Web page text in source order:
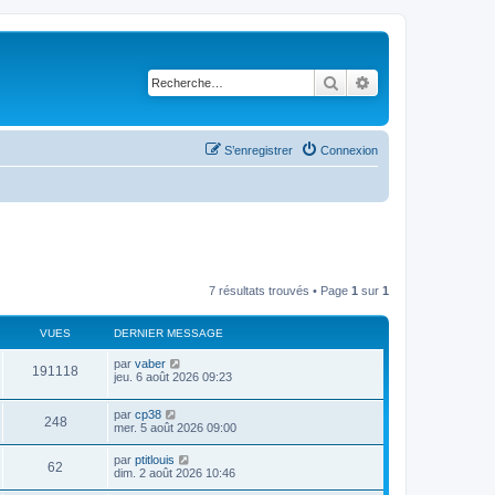
Rechercher
Connexion
S’enregistrer
7 résultats trouvés • Page 1 sur 1
VUES DERNIER MESSAGE
191118
u
D
e
n
i
e
r
m
e
s
par vaber
jeu. 6 août 2026 09:23
248V
u
D
e
i
e
par cp38
mer. 5 août 2026 09:00
62
D
e
par ptitlouis
dim. 2 août 2026 10:46